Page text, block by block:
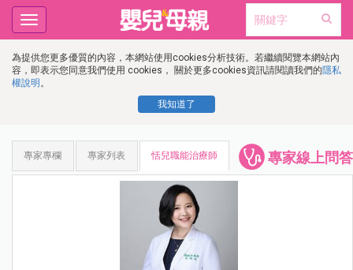
為提供您更多優質的內容，本網站使用cookies分析技術。若繼續閱覽本網站內
容，即表示您同意我們使用 cookies， 關於更多cookies資訊請閱讀我們的隱私
權說明 。
我知道了
Toggle
navigation
專家線上問答
專家專欄 專家列表 恬兒職能治療師